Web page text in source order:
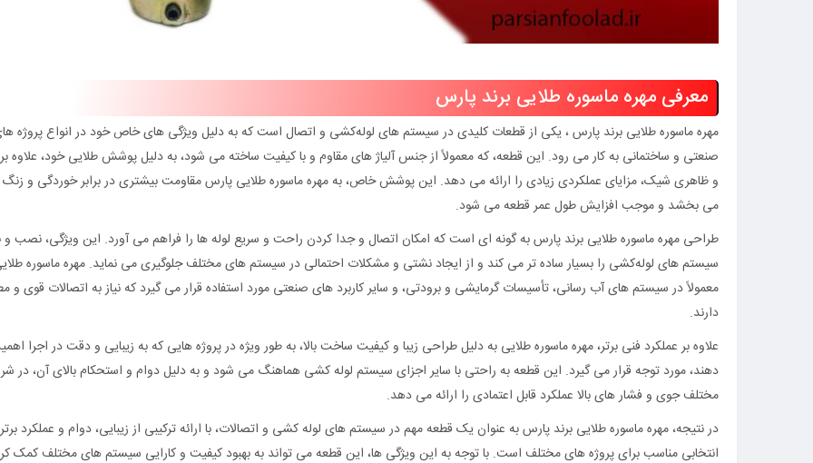
معرفی مهره ماسوره طلایی برند پارس
مهره ماسوره طلایی برند پارس ، یکی از قطعات کلیدی در سیستم‌ های لوله‌کشی و اتصال است که به دلیل ویژگی‌ های خاص خود در انواع پروژه‌
صنعتی و ساختمانی به کار می‌ رود. این قطعه، که معمولاً از جنس آلیاژ های مقاوم و با کیفیت ساخته می‌ شود، به دلیل پوشش طلایی خود، علاوه بر
و ظاهری شیک، مزایای عملکردی زیادی را ارائه می‌ دهد. این پوشش خاص، به مهره ماسوره طلایی پارس مقاومت بیشتری در برابر خوردگی و
می‌ بخشد و موجب افزایش طول عمر قطعه می‌ شود.
طراحی مهره ماسوره طلایی برند پارس به گونه‌ ای است که امکان اتصال و جدا کردن راحت و سریع لوله‌ ها را فراهم می‌ آورد. این ویژگی، نصب و
سیستم‌ های لوله‌کشی را بسیار ساده‌ تر می‌ کند و از ایجاد نشتی و مشکلات احتمالی در سیستم‌ های مختلف جلوگیری می‌ نماید. مهره ماسوره
معمولاً در سیستم‌ های آب‌ رسانی، تأسیسات گرمایشی و برودتی، و سایر کاربرد های صنعتی مورد استفاده قرار می‌ گیرد که نیاز به اتصالات قوی و
دارند.
علاوه بر عملکرد فنی برتر، مهره ماسوره طلایی به دلیل طراحی زیبا و کیفیت ساخت بالا، به طور ویژه در پروژه‌ هایی که به زیبایی و دقت در اجرا
دهند، مورد توجه قرار می‌ گیرد. این قطعه به راحتی با سایر اجزای سیستم لوله‌ کشی هماهنگ می‌ شود و به دلیل دوام و استحکام بالای آن، در
مختلف جوی و فشار های بالا عملکرد قابل اعتمادی را ارائه می‌ دهد.
در نتیجه، مهره ماسوره طلایی برند پارس به عنوان یک قطعه مهم در سیستم‌ های لوله‌ کشی و اتصالات، با ارائه ترکیبی از زیبایی، دوام و عملکرد
انتخابی مناسب برای پروژه‌ های مختلف است. با توجه به این ویژگی‌ ها، این قطعه می‌ تواند به بهبود کیفیت و کارایی سیستم‌ های مختلف کمک